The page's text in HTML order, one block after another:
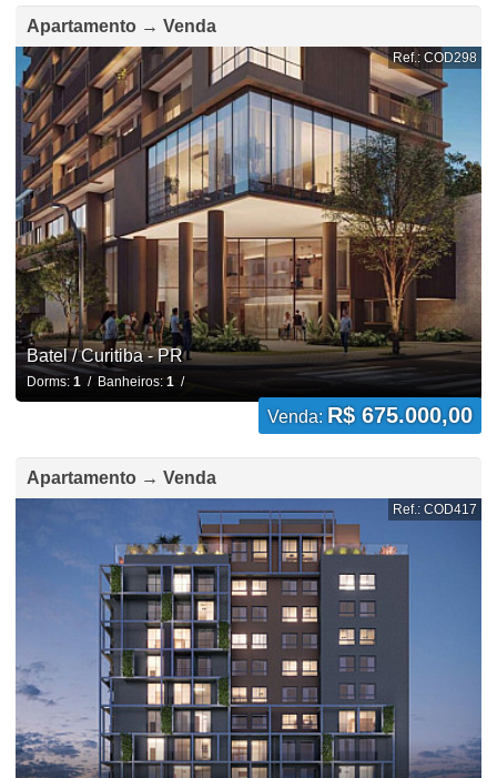
Apartamento → Venda
Ref.: COD298
Batel / Curitiba - PR
Dorms: 1 / Banheiros: 1 /
Venda: R$ 675.000,00
Apartamento → Venda
Ref.: COD417